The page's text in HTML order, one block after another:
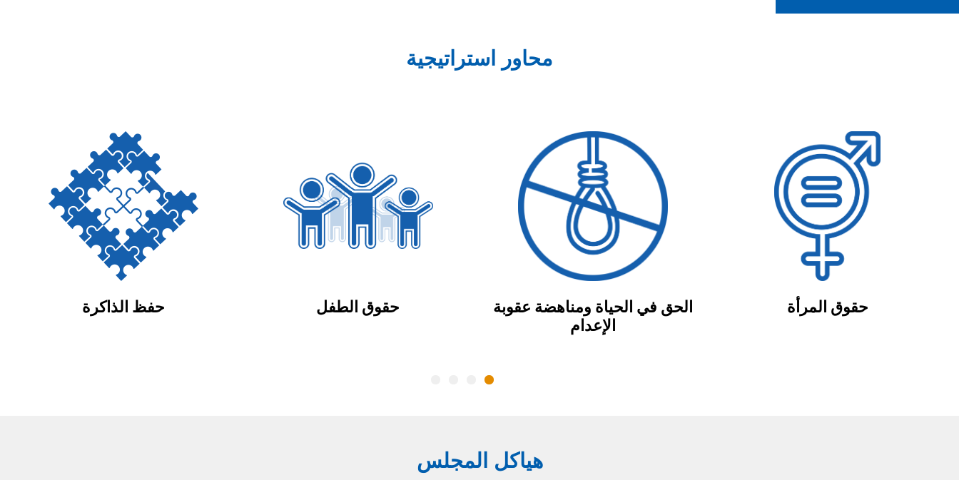
محاور استراتيجية
حقوق المرأة
الحق في الحياة ومناهضة عقوبة
الإعدام
حقوق الطفل حفظ الذاكرة
هياكل المجلس